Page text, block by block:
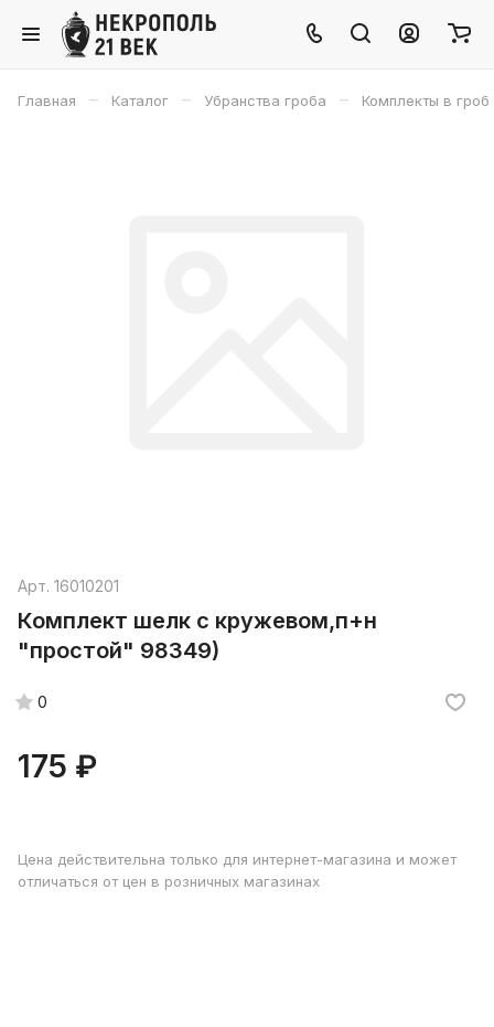
Главная – Каталог – Убранства гроба – Комплекты в гроб
Арт. 16010201
Комплект шелк с кружевом,п+н
"простой" 98349)
0
175 ₽
Цена действительна только для интернет-магазина и может
отличаться от цен в розничных магазинах